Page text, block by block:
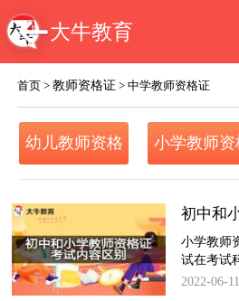
大牛教育
首页 >教师资格证 >中学教师资格证
幼儿教师资格
证
小学教师资
证
小学教师
试在考试
2022-06-11